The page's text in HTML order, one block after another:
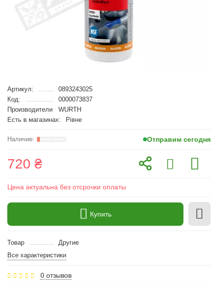
Артикул:
0893243025
Код:
0000073837
Производители
WURTH
Есть в магазинах:
Рівне
Отправим сегодня
720 ₴
Цена актуальна без отсрочки оплаты
Купить
Товар
Другие
Все характеристики
0 отзывов